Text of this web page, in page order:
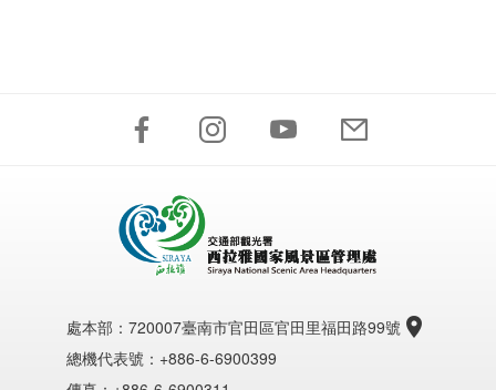
處本部： 720007臺南市官田區官田里福田路99號
總機代表號：+886-6-6900399